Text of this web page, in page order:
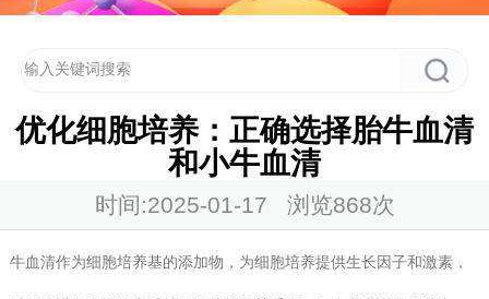
优化细胞培养：正确选择胎牛血清
和小牛血清
时间:2025-01-17 浏览868次
牛血清作为细胞培养基的添加物，为细胞培养提供生长因子和激素，